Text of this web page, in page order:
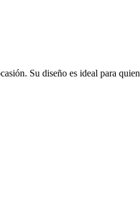
Su diseño es ideal para